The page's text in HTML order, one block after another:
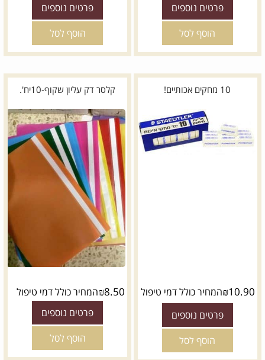
פרטים נוספים
הוסף לסל
פרטים נוספים
הוסף לסל
10 מחקים אכותיים!
₪10.90 המחיר כולל דמי טיפול
פרטים נוספים
הוסף לסל
קלסר דק עליון שקוף-10יח'.
₪8.50 המחיר כולל דמי טיפול
פרטים נוספים
הוסף לסל